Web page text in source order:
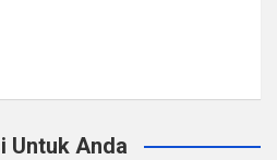
Untuk Anda